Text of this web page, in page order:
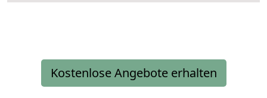
Kostenlose Angebote erhalten